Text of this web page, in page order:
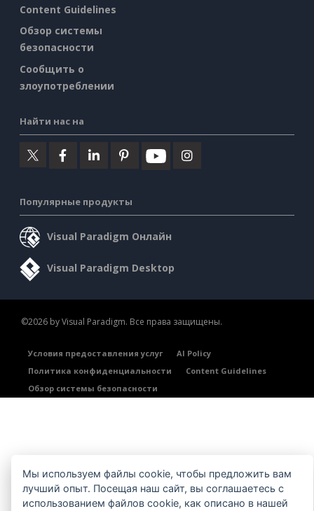
Content Guidelines
Обзор системы
безопасности
Сообщить о
злоупотреблении
Найти нас на
Популярные продукты
Visual Paradigm Онлайн
Visual Paradigm Desktop
©2026 by Visual Paradigm. Все права защищены.
Условия предоставления услуг
AI Policy
Политика конфиденциальности
Content Guidelines
Обзор системы безопасности
Мы используем файлы cookie, чтобы предложить вам
лучший опыт. Посещая наш сайт, вы соглашаетесь с
использованием файлов cookie, как описано в нашей